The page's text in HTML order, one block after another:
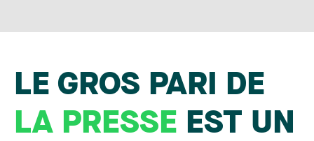
LE GROS PARI DE
LA PRESSE EST UN